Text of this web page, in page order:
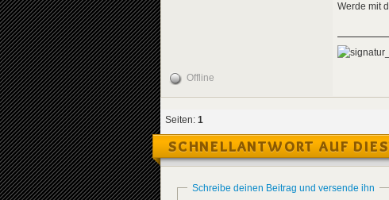
Werde mit
Offline
Seiten: 1
SCHNELLANTWORT AUF
Schreibe deinen Beitrag und versende ihn